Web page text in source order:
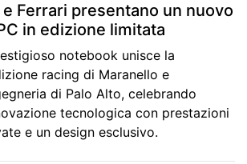
e Ferrari presentano un nuovo
in edizione limitata
notebook unisce la
racing di Maranello e
di Palo Alto, celebrando
tecnologica con prestazioni
e un design esclusivo.